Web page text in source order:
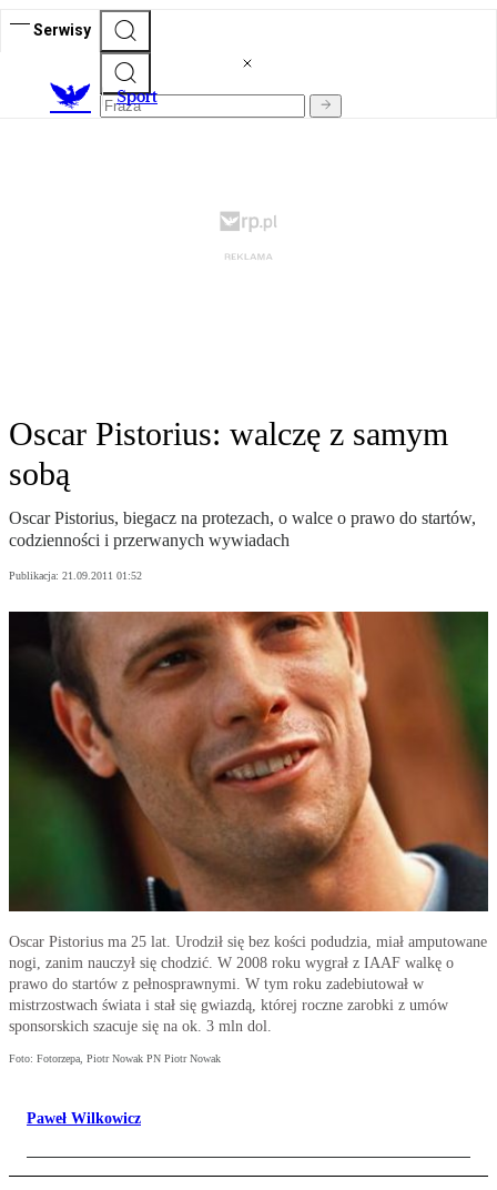
Serwisy
Sport
Oscar Pistorius: walczę z samym
sobą
Oscar Pistorius, biegacz na protezach, o walce o prawo do startów,
codzienności i przerwanych wywiadach
Publikacja: 21.09.2011 01:52
Oscar Pistorius ma 25 lat. Urodził się bez kości podudzia, miał amputowane
nogi, zanim nauczył się chodzić. W 2008 roku wygrał z IAAF walkę o
prawo do startów z pełnosprawnymi. W tym roku zadebiutował w
mistrzostwach świata i stał się gwiazdą, której roczne zarobki z umów
sponsorskich szacuje się na ok. 3 mln dol.
Foto: Fotorzepa, Piotr Nowak PN Piotr Nowak
Paweł Wilkowicz